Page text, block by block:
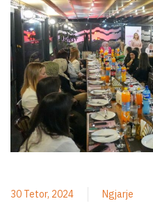
30 Tetor, 2024 Ngjarje